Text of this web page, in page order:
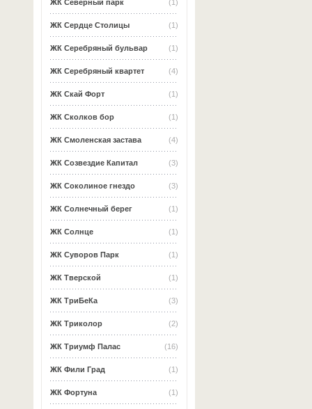
(1)
ЖК Северный парк
(1)
ЖК Сердце Столицы
(1)
ЖК Серебряный бульвар
(4)
ЖК Серебряный квартет
(1)
ЖК Скай Форт
(1)
ЖК Сколков бор
(4)
ЖК Смоленская застава
(3)
ЖК Созвездие Капитал
(3)
ЖК Соколиное гнездо
(1)
ЖК Солнечный берег
(1)
ЖК Солнце
(1)
ЖК Суворов Парк
(1)
ЖК Тверской
(3)
ЖК ТриБеКа
(2)
ЖК Триколор
(16)
ЖК Триумф Палас
(1)
ЖК Фили Град
(1)
ЖК Фортуна